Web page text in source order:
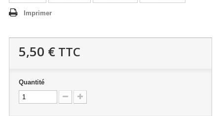
Imprimer
5,50 € TTC
Quantité